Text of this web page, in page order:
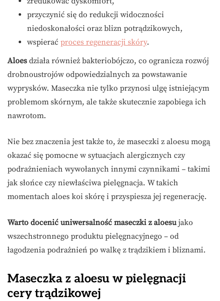
przyczynić się do redukcji widoczności
niedoskonałości oraz blizn potrądzikowych,
wspierać proces regeneracji skóry.
Aloes działa również bakteriobójczo, co ogranicza rozwój
drobnoustrojów odpowiedzialnych za powstawanie
wyprysków. Maseczka nie tylko przynosi ulgę istniejącym
problemom skórnym, ale także skutecznie zapobiega ich
nawrotom.
Nie bez znaczenia jest także to, że maseczki z aloesu mogą
okazać się pomocne w sytuacjach alergicznych czy
podrażnieniach wywołanych innymi czynnikami – takimi
jak słońce czy niewłaściwa pielęgnacja. W takich
momentach aloes koi skórę i przyspiesza jej regenerację.
Warto docenić uniwersalność maseczki z aloesujako
wszechstronnego produktu pielęgnacyjnego – od
łagodzenia podrażnień po walkę z trądzikiem i bliznami.
Maseczka z aloesu w pielęgnacji
cery trądzikowej